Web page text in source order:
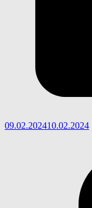
09.02.202410.02.2024